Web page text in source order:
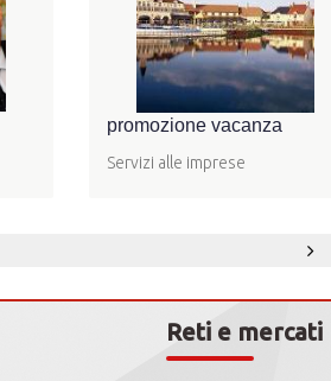
promozione vacanza
Servizi alle imprese
Reti e mercati